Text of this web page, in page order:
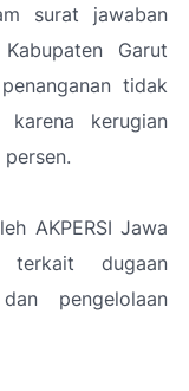
surat jawaban
Garut
tidak
kerugian
AKPERSI Jawa
dugaan
pengelolaan